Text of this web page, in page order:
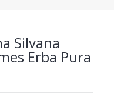
Silvana
Erba Pura